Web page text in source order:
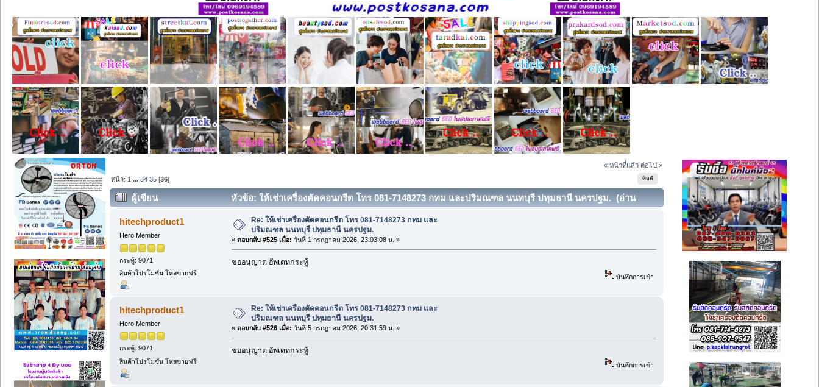
« หน้าที่แล้ว ต่อไป »
พิมพ์
หน้า: 1 ...34 35 [36]
ผู้เขียน
หัวข้อ: ให้เช่าเครื่องตัดคอนกรีต โทร 081-7148273 กทม และปริมณฑล นนทบุรี ปทุมธานี นครปฐม. (อ่าน
30968 ครั้ง)
hitechproduct1
Hero Member
กระทู้: 9071
สินค้าโปรโมชั่น โพสขายฟรี
Re: ให้เช่าเครื่องตัดคอนกรีต โทร 081-7148273 กทม และ
ปริมณฑล นนทบุรี ปทุมธานี นครปฐม.
« ตอบกลับ #525 เมื่อ: วันที่ 1 กรกฎาคม 2026, 23:03:08 น. »
ขออนุญาต อัพเดทกระทู้
บันทึกการเข้า
hitechproduct1
Hero Member
กระทู้: 9071
สินค้าโปรโมชั่น โพสขายฟรี
Re: ให้เช่าเครื่องตัดคอนกรีต โทร 081-7148273 กทม และ
ปริมณฑล นนทบุรี ปทุมธานี นครปฐม.
« ตอบกลับ #526 เมื่อ: วันที่ 5 กรกฎาคม 2026, 20:31:59 น. »
ขออนุญาต อัพเดทกระทู้
บันทึกการเข้า